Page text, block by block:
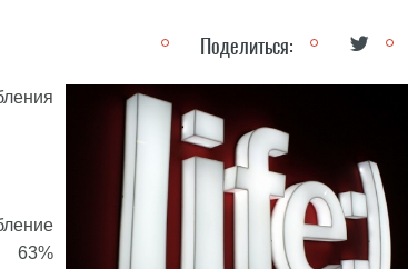
Поделиться:
63%